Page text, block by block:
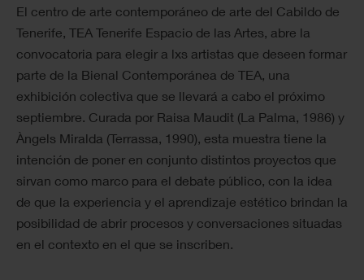
El centro de arte contemporáneo de arte del Cabildo de
Tenerife, TEA Tenerife Espacio de las Artes, abre la
convocatoria para elegir a lxs artistas que deseen formar
parte de la Bienal Contemporánea de TEA, una
exhibición colectiva que se llevará a cabo el próximo
septiembre. Curada por Raisa Maudit (La Palma, 1986) y
Àngels Miralda (Terrassa, 1990), esta muestra tiene la
intención de poner en conjunto distintos proyectos que
sirvan como marco para el debate público, con la idea
de que la experiencia y el aprendizaje estético brindan la
posibilidad de abrir procesos y conversaciones situadas
en el contexto en el que se inscriben.